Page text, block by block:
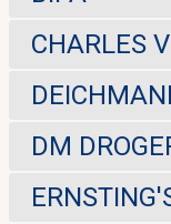
CHARLES
DM